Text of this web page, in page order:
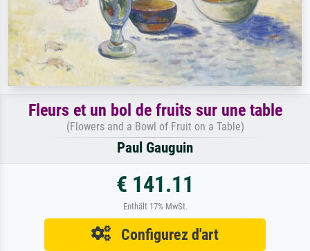
Fleurs et un bol de fruits sur une table
(Flowers and a Bowl of Fruit on a Table)
Paul Gauguin
€ 141.11
Enthält 17% MwSt.
Configurez d'art